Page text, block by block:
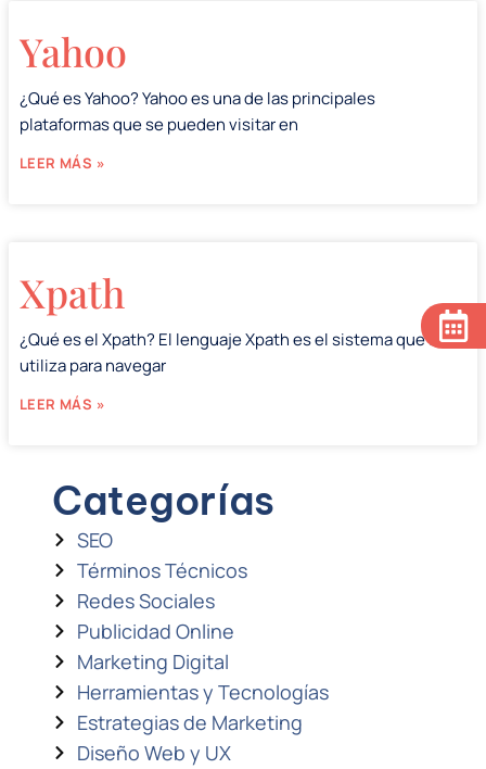
Yahoo
¿Qué es Yahoo? Yahoo es una de las principales
plataformas que se pueden visitar en
LEER MÁS »
Xpath
¿Qué es el Xpath? El lenguaje Xpath es el sistema que se
utiliza para navegar
LEER MÁS »
Categorías
SEO
Términos Técnicos
Redes Sociales
Publicidad Online
Marketing Digital
Herramientas y Tecnologías
Estrategias de Marketing
Diseño Web y UX